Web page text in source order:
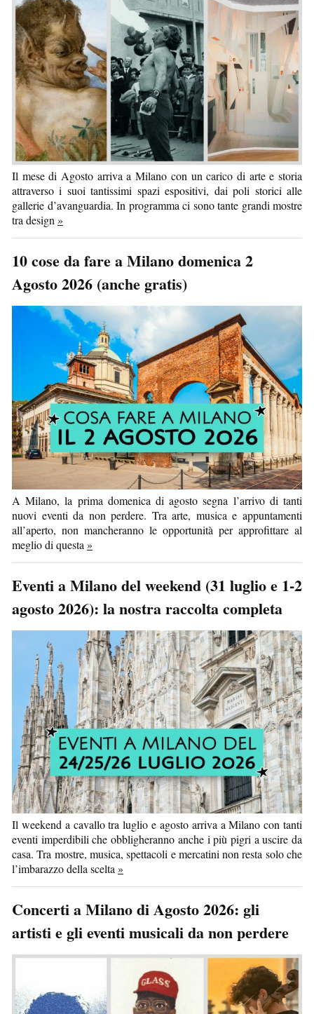
Il mese di Agosto arriva a Milano con un carico di arte e storia
attraverso i suoi tantissimi spazi espositivi, dai poli storici alle
gallerie d’avanguardia. In programma ci sono tante grandi mostre
tra design »
10 cose da fare a Milano domenica 2
Agosto 2026 (anche gratis)
A Milano, la prima domenica di agosto segna l’arrivo di tanti
nuovi eventi da non perdere. Tra arte, musica e appuntamenti
all’aperto, non mancheranno le opportunità per approfittare al
meglio di questa »
Eventi a Milano del weekend (31 luglio e 1-2
agosto 2026): la nostra raccolta completa
Il weekend a cavallo tra luglio e agosto arriva a Milano con tanti
eventi imperdibili che obbligheranno anche i più pigri a uscire da
casa. Tra mostre, musica, spettacoli e mercatini non resta solo che
l’imbarazzo della scelta»
Concerti a Milano di Agosto 2026: gli
artisti e gli eventi musicali da non perdere